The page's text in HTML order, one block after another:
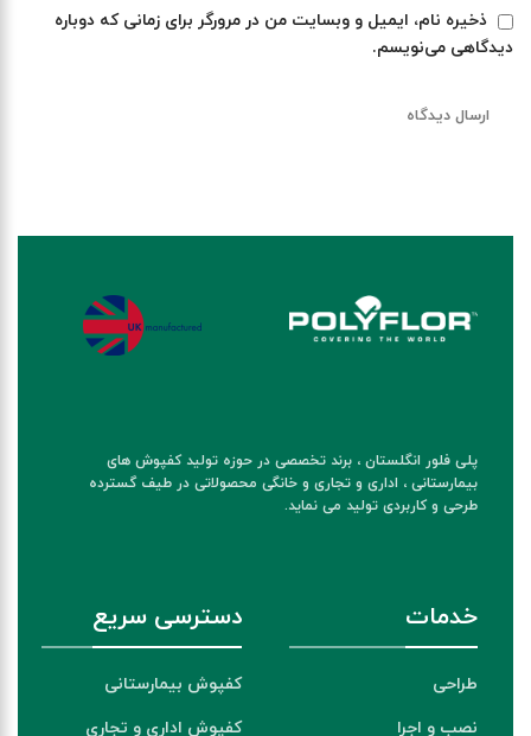
ذخیره نام، ایمیل و وبسایت من در مرورگر برای زمانی که دوباره
دیدگاهی می‌نویسم.
پلی فلور انگلستان ، برند تخصصی در حوزه تولید کفپوش های
بیمارستانی ، اداری و تجاری و خانگی محصولاتی در طیف گسترده
طرحی و کاربردی تولید می نماید.
خدمات
طراحی
نصب و اجرا
دسترسی سریع
کفپوش بیمارستانی
کفپوش اداری و تجاری